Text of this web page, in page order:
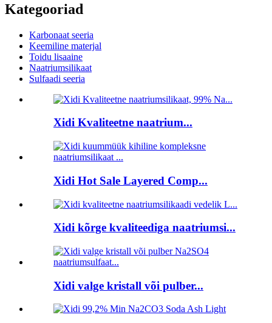
Kategooriad
Karbonaat seeria
Keemiline materjal
Toidu lisaaine
Naatriumsilikaat
Sulfaadi seeria
Xidi Kvaliteetne naatrium...
Xidi Hot Sale Layered Comp...
Xidi kõrge kvaliteediga naatriumsi...
Xidi valge kristall või pulber...